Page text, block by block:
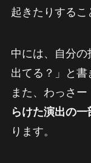
起きたりするこ
中には、自分
出てる？」と
また、わっさー
らけた演出の一
ります。